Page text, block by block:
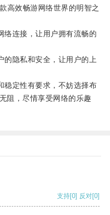
效畅游网络世界的明智之
连接，让用户拥有流畅的
隐私和安全，让用户的上
定性有要求，不妨选择布
阻，尽情享受网络的乐趣
支持[0] 反对[0]